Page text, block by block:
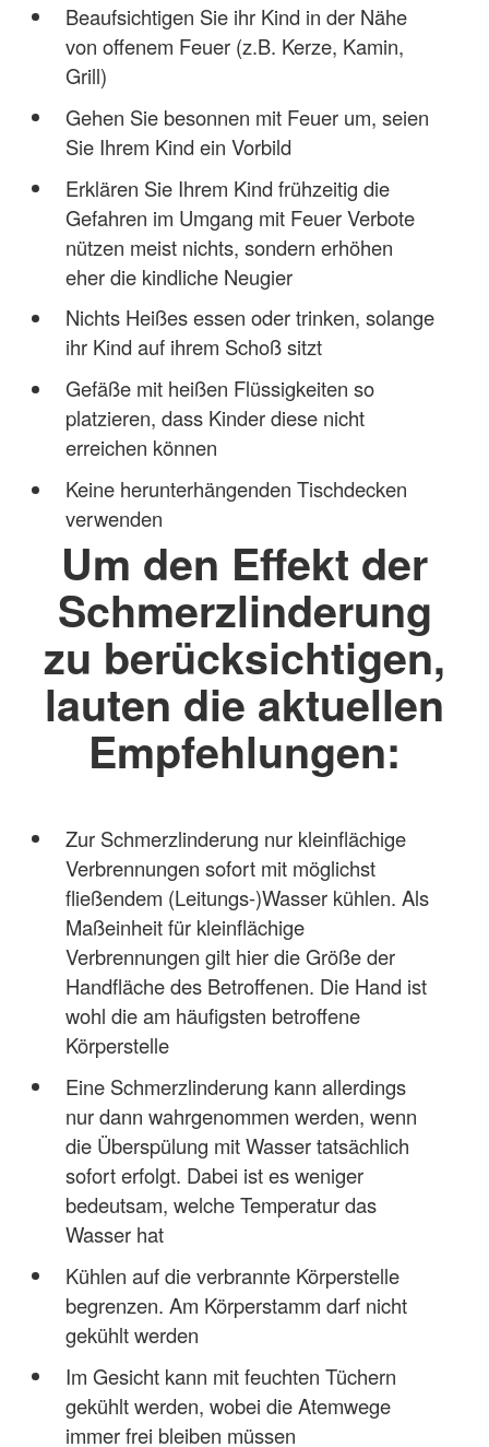
Beaufsichtigen Sie ihr Kind in der Nähe
von offenem Feuer (z.B. Kerze, Kamin,
Grill)
Gehen Sie besonnen mit Feuer um, seien
Sie Ihrem Kind ein Vorbild
Erklären Sie Ihrem Kind frühzeitig die
Gefahren im Umgang mit Feuer Verbote
nützen meist nichts, sondern erhöhen
eher die kindliche Neugier
Nichts Heißes essen oder trinken, solange
ihr Kind auf ihrem Schoß sitzt
Gefäße mit heißen Flüssigkeiten so
platzieren, dass Kinder diese nicht
erreichen können
Keine herunterhängenden Tischdecken
verwenden
Um den Effekt der
Schmerzlinderung
zu berücksichtigen,
lauten die aktuellen
Empfehlungen:
Zur Schmerzlinderung nur kleinflächige
Verbrennungen sofort mit möglichst
fließendem (Leitungs-)Wasser kühlen. Als
Maßeinheit für kleinflächige
Verbrennungen gilt hier die Größe der
Handfläche des Betroffenen. Die Hand ist
wohl die am häufigsten betroffene
Körperstelle
Eine Schmerzlinderung kann allerdings
nur dann wahrgenommen werden, wenn
die Überspülung mit Wasser tatsächlich
sofort erfolgt. Dabei ist es weniger
bedeutsam, welche Temperatur das
Wasser hat
Kühlen auf die verbrannte Körperstelle
begrenzen. Am Körperstamm darf nicht
gekühlt werden
Im Gesicht kann mit feuchten Tüchern
gekühlt werden, wobei die Atemwege
immer frei bleiben müssen